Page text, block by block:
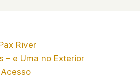
judge –
a
River
– e Uma no Exterior